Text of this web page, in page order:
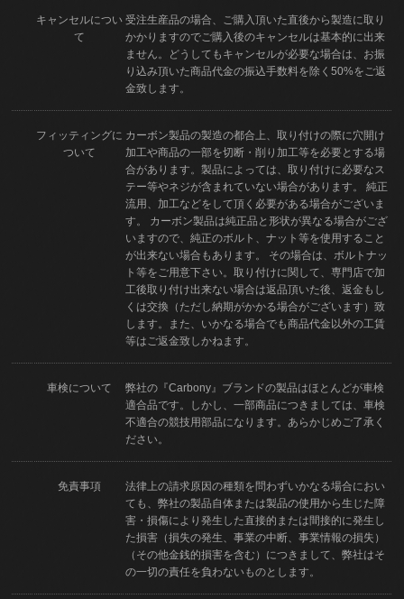
キャンセルについ
て
受注生産品の場合、ご購入頂いた直後から製造に取り
かかりますのでご購入後のキャンセルは基本的に出来
ません。どうしてもキャンセルが必要な場合は、お振
り込み頂いた商品代金の振込手数料を除く50%をご返
金致します。
フィッティングに
ついて
カーボン製品の製造の都合上、取り付けの際に穴開け
加工や商品の一部を切断・削り加工等を必要とする場
合があります。製品によっては、取り付けに必要なス
テー等やネジが含まれていない場合があります。 純正
流用、加工などをして頂く必要がある場合がございま
す。 カーボン製品は純正品と形状が異なる場合がござ
いますので、純正のボルト、ナット等を使用すること
が出来ない場合もあります。 その場合は、ボルトナッ
ト等をご用意下さい。取り付けに関して、専門店で加
工後取り付け出来ない場合は返品頂いた後、返金もし
くは交換（ただし納期がかかる場合がございます）致
します。また、いかなる場合でも商品代金以外の工賃
等はご返金致しかねます。
車検について
弊社の『Carbony』ブランドの製品はほとんどが車検
適合品です。しかし、一部商品につきましては、車検
不適合の競技用部品になります。あらかじめご了承く
ださい。
免責事項
法律上の請求原因の種類を問わずいかなる場合におい
ても、弊社の製品自体または製品の使用から生じた障
害・損傷により発生した直接的または間接的に発生し
た損害（損失の発生、事業の中断、事業情報の損失）
（その他金銭的損害を含む）につきまして、弊社はそ
の一切の責任を負わないものとします。